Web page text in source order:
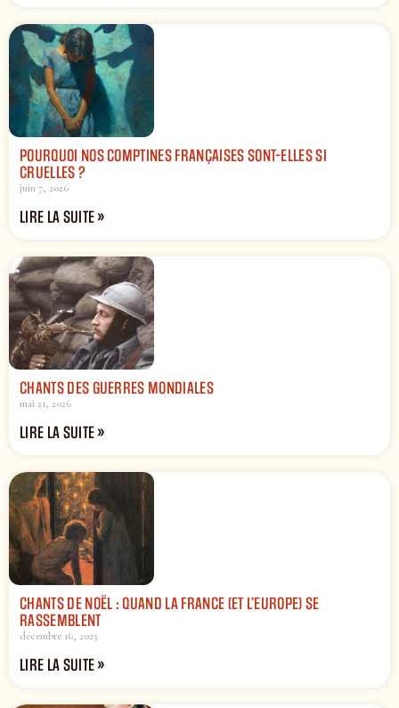
POURQUOI NOS COMPTINES FRANÇAISES SONT-ELLES SI
CRUELLES ?
juin 7, 2026
LIRE LA SUITE »
CHANTS DES GUERRES MONDIALES
mai 21, 2026
LIRE LA SUITE »
CHANTS DE NOËL : QUAND LA FRANCE (ET L’EUROPE) SE
RASSEMBLENT
décembre 16, 2025
LIRE LA SUITE »